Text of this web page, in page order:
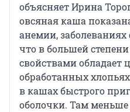
объясняет Ирина
овсяная каша
анемии, заболеваниях
что в большей
свойствами обладает
обработанных
в кашах быстрого
оболочки. Там